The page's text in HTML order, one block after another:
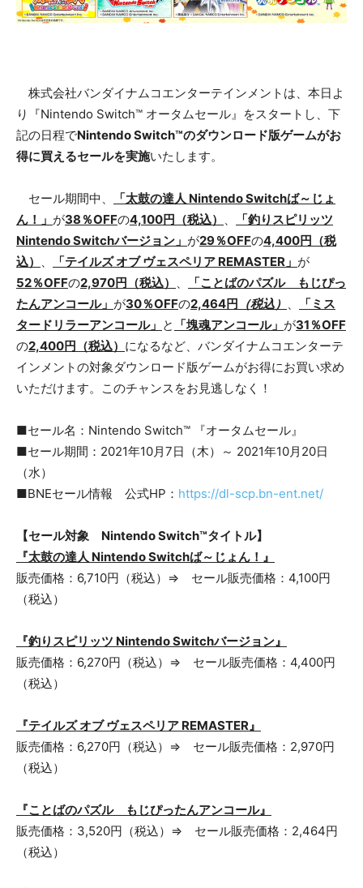
株式会社バンダイナムコエンターテインメントは、本日よ
り『Nintendo Switch™ オータムセール』をスタートし、下
記の日程でNintendo Switch™のダウンロード版ゲームがお
得に買えるセールを実施いたします。
セール期間中、
「太鼓の達人 Nintendo Switchば～じょ
ん！」 が38％OFFの4,100円（税込） 、
「釣りスピリッツ
Nintendo Switchバージョン」 が29％OFFの4,400円（税
込） 、 「テイルズ オブ ヴェスペリア REMASTER」 が
52％OFFの2,970円（税込） 、
「ことばのパズル もじぴっ
たんアンコール」 が30％OFFの2,464円 （税込） 、
「ミス
タードリラーアンコール」 と 「塊魂アンコール」 が31％OFF
の2,400円（税込） になるなど、バンダイナムコエンターテ
インメントの対象ダウンロード版ゲームがお得にお買い求め
いただけます。このチャンスをお見逃しなく！
■セール名：Nintendo Switch™ 『オータムセール』
■セール期間：2021年10月7日（木）～ 2021年10月20日
（水）
■BNEセール情報 公式HP： https://dl-scp.bn-ent.net/
【セール対象 Nintendo Switch™タイトル】
『太鼓の達人 Nintendo Switchば～じょん！』
販売価格：6,710円（税込）⇒ セール販売価格：4,100円
（税込）
『釣りスピリッツ Nintendo Switchバージョン』
販売価格：6,270円（税込）⇒ セール販売価格：4,400円
（税込）
『テイルズ オブ ヴェスペリア REMASTER』
販売価格：6,270円（税込）⇒ セール販売価格：2,970円
（税込）
『ことばのパズル もじぴったんアンコール』
販売価格：3,520円（税込）⇒ セール販売価格：2,464円
（税込）